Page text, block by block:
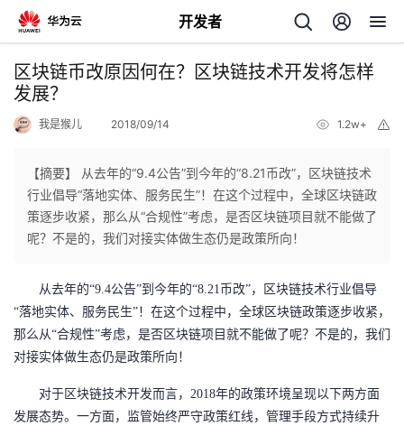
开发者
返
回
个
主
页
的
开
区块链币改原因何在？区块链技术开发将怎样
发展？
我是猴儿 2018/09/14 1.2w+
【摘要】 从去年的“9.4公告”到今年的“8.21币改”，区块链技术
行业倡导“落地实体、服务民生”！在这个过程中，全球区块链政
策逐步收紧，那么从“合规性”考虑，是否区块链项目就不能做了
呢？不是的，我们对接实体做生态仍是政策所向！
从去年的“9.4公告”到今年的“8.21币改”，区块链技术行业倡导
“落地实体、服务民生”！在这个过程中，全球区块链政策逐步收紧，
那么从“合规性”考虑，是否区块链项目就不能做了呢？不是的，我们
对接实体做生态仍是政策所向！
对于区块链技术开发而言， 2018年的政策环境呈现以下两方面
发展态势。一方面，监管始终严守政策红线，管理手段方式持续升